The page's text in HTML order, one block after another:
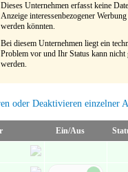
Dieses Unternehmen erfasst keine
Anzeige interessenbezogener
werden könnten.
Bei diesem Unternehmen liegt ein
Problem vor und Ihr Status kann nicht
werden.